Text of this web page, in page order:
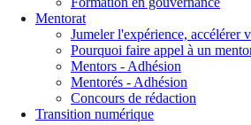
Mentorat
Jumeler l'expérience, accélérer
Pourquoi faire appel à un
Mentors - Adhésion
Mentorés - Adhésion
Concours de rédaction
Transition numérique